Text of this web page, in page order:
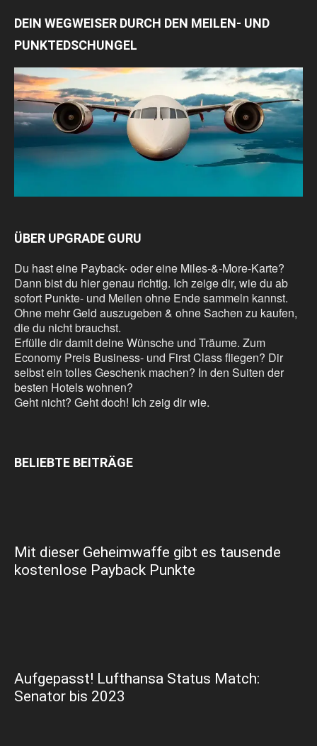
DEIN WEGWEISER DURCH DEN MEILEN- UND
PUNKTEDSCHUNGEL
ÜBER UPGRADE GURU
Du hast eine Payback- oder eine Miles-&-More-Karte?
Dann bist du hier genau richtig. Ich zeige dir, wie du ab
sofort Punkte- und Meilen ohne Ende sammeln kannst.
Ohne mehr Geld auszugeben & ohne Sachen zu kaufen,
die du nicht brauchst.
Erfülle dir damit deine Wünsche und Träume. Zum
Economy Preis Business- und First Class fliegen? Dir
selbst ein tolles Geschenk machen? In den Suiten der
besten Hotels wohnen?
Geht nicht? Geht doch! Ich zeig dir wie.
BELIEBTE BEITRÄGE
Mit dieser Geheimwaffe gibt es tausende
kostenlose Payback Punkte
Aufgepasst! Lufthansa Status Match:
Senator bis 2023